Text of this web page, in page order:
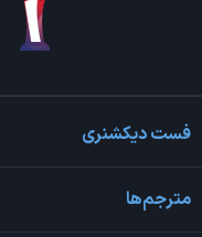
فست دیکشنری
مترجم‌ها